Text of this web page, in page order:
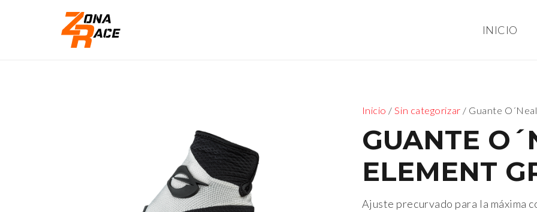
INICIO
Inicio /Sin categorizar / Guante
GUANTE
ELEMENT
Ajuste precurvado para la máxima